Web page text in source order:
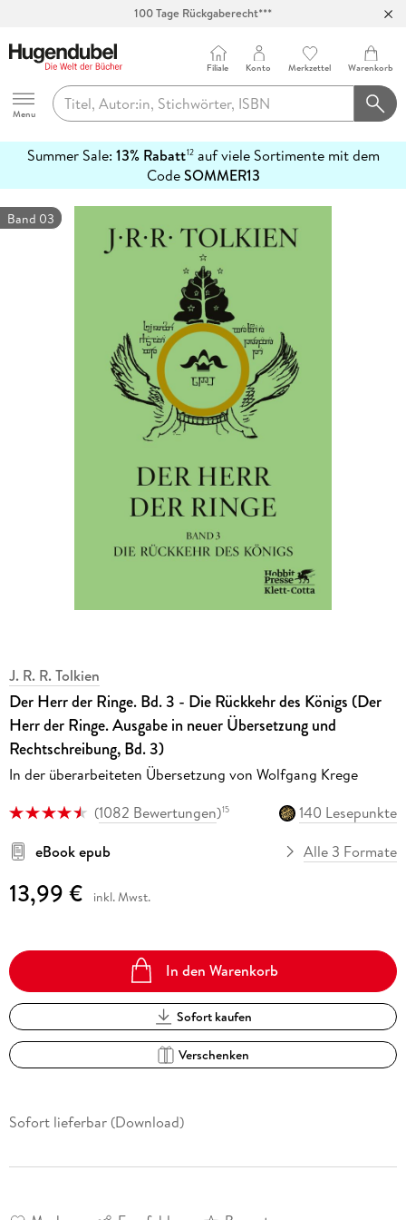
100 Tage Rückgaberecht***
Hugendubel
Menu
Filiale Konto Merkzettel Warenkorb
Summer Sale: 13% Rabatt12auf viele Sortimente mit dem
CodeSOMMER13
erfahren
Band 03
J. R. R. Tolkien
Der Herr der Ringe. Bd. 3 - Die Rückkehr des Königs (Der
Herr der Ringe. Ausgabe in neuer Übersetzung und
Rechtschreibung, Bd. 3)
In der überarbeiteten Übersetzung von Wolfgang Krege
(1082 Bewertungen)15
140 Lesepunkte
eBook epub
Alle 3 Formate
13,99 € inkl. Mwst.
In den Warenkorb
Sofort kaufen
Verschenken
Sofort lieferbar (Download)